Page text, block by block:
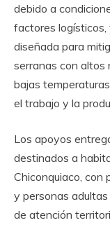
debido a
factores logísticos,
diseñada para
serranas con altos
bajas
el trabajo y la
Los apoyos
destinados a
Chiconquiaco, con
y personas
de atención